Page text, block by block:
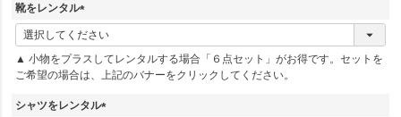
靴をレンタル
(
必
須
)
▲ 小物をプラスしてレンタルする場合「６点セット」がお得です。セットを
ご希望の場合は、上記のバナーをクリックしてください。
シャツをレンタル